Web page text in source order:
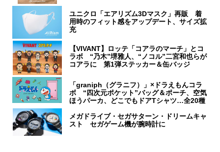
ユニクロ「エアリズム3Dマスク」再販 着
用時のフィット感をアップデート、サイズ拡
充
【VIVANT】ロッテ「コアラのマーチ」とコ
ラボ “乃木”堺雅人、“ノコル”二宮和也らが
コアラに 第1弾ステッカー＆缶バッジ
「graniph（グラニフ）」×ドラえもんコラ
ボ “四次元ポケット”バッグ＆ポーチ、空気
ほうパーカ、どこでもドアTシャツ…全20種
メガドライブ・セガサターン・ドリームキャ
スト セガゲーム機が腕時計に